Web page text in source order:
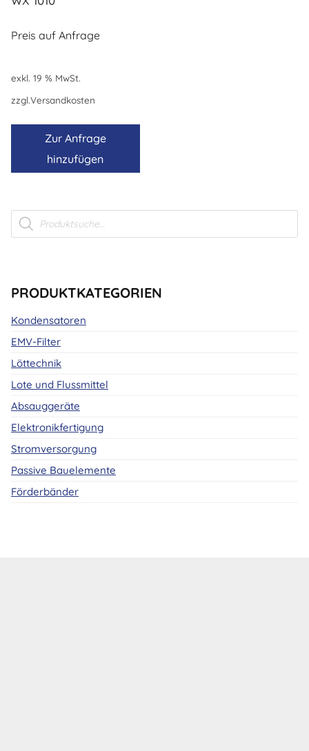
Preis auf Anfrage
exkl. 19 % MwSt.
zzgl.Versandkosten
Zur Anfrage
hinzufügen
Products
search
PRODUKTKATEGORIEN
Kondensatoren
EMV-Filter
Löttechnik
Lote und Flussmittel
Absauggeräte
Elektronikfertigung
Stromversorgung
Passive Bauelemente
Förderbänder